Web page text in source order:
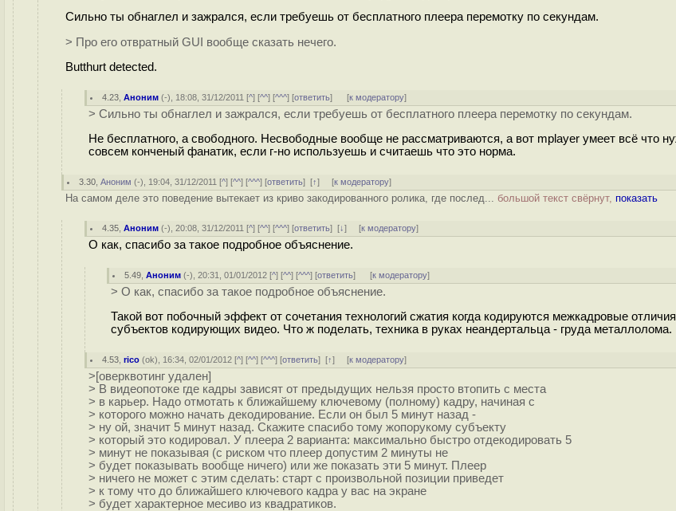
Сильно ты обнаглел и зажрался, если требуешь от бесплатного плеера перемотку по секундам.
> Про его отвратный GUI вообще сказать нечего.
Butthurt detected.
4.23 ,Аноним (-), 18:08, 31/12/2011 [^] [^^] [^^^] [ответить] [к модератору]
> Сильно ты обнаглел и зажрался, если требуешь от бесплатного плеера перемотку по секундам.
Не бесплатного, а свободного. Несвободные вообще не рассматриваются, а вот mplayer умеет всё что
совсем конченый фанатик, если г-но используешь и считаешь что это норма.
3.30 ,Аноним (-), 19:04, 31/12/2011 [^] [^^] [^^^] [ответить][↑] [к модератору]
На самом деле это поведение вытекает из криво закодированного ролика, где послед... большой текст свёрнут, показать
4.35 ,Аноним (-), 20:08, 31/12/2011 [^] [^^] [^^^] [ответить][↓] [к модератору]
О как, спасибо за такое подробное объяснение.
5.49 ,Аноним (-), 20:31, 01/01/2012 [^] [^^] [^^^] [ответить] [к модератору]
> О как, спасибо за такое подробное объяснение.
Такой вот побочный эффект от сочетания технологий сжатия когда кодируются межкадровые
субъектов кодирующих видео. Что ж поделать, техника в руках неандертальца - груда металлолома.
4.53 ,rico (ok), 16:34, 02/01/2012 [^] [^^] [^^^] [ответить][↑] [к модератору]
>[оверквотинг удален]
> В видеопотоке где кадры зависят от предыдущих нельзя просто втопить с места
> в карьер. Надо отмотать к ближайшему ключевому (полному) кадру, начиная с
> которого можно начать декодирование. Если он был 5 минут назад -
> ну ой, значит 5 минут назад. Скажите спасибо тому жопорукому субъекту
> который это кодировал. У плеера 2 варианта: максимально быстро отдекодировать 5
> минут не показывая (с риском что плеер допустим 2 минуты не
> будет показывать вообще ничего) или же показать эти 5 минут. Плеер
> ничего не может с этим сделать: старт с произвольной позиции приведет
> к тому что до ближайшего ключевого кадра у вас на экране
> будет характерное месиво из квадратиков.